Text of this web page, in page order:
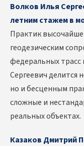
Волков Илья
летним стажем в
Практик
геодезическим
федеральных трасс
Сергеевич делится
но и бесценным
сложные и
реальных объектах.
Казаков Дмитрий